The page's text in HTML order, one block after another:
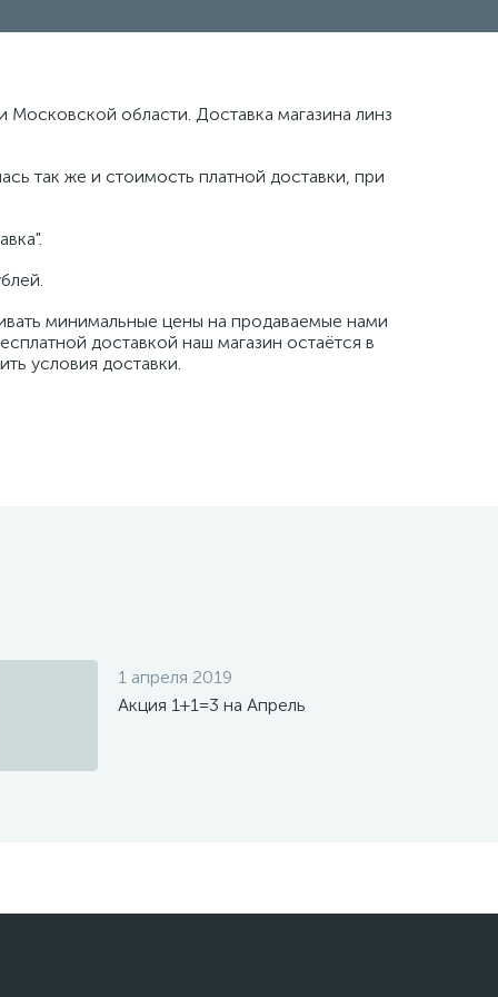
области. Доставка магазина линз
так же и стоимость платной доставки, при
минимальные цены на продаваемые нами
доставкой наш магазин остаётся в
условия доставки.
1 апреля 2019
Акция 1+1=3 на Апрель